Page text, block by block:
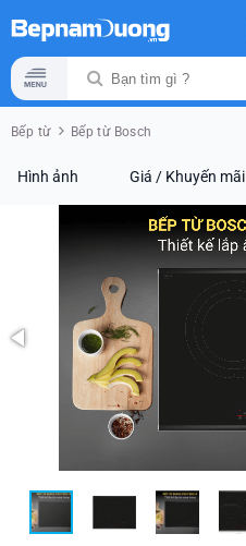
Bếp từ Bếp từ Bosch
Hình ảnh Giá / Khuyến mãi